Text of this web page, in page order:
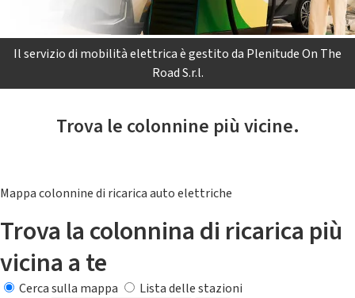
Il servizio di mobilità elettrica è gestito da Plenitude On The
Road S.r.l.
Trova le colonnine più vicine.
Mappa colonnine di ricarica auto elettriche
Trova la colonnina di ricarica più
vicina a te
Cerca sulla mappa
Lista delle stazioni